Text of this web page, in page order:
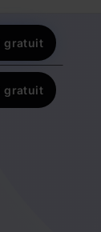
gratuit
gratuit